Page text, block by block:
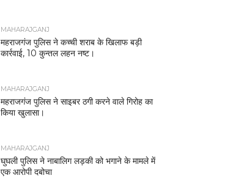
MAHARAJGANJ
महराजगंज पुलिस ने कच्ची शराब के खिलाफ बड़ी
कार्रवाई, 10 कुन्तल लहन नष्ट।
MAHARAJGANJ
महराजगंज पुलिस ने साइबर ठगी करने वाले गिरोह का
किया खुलासा।
MAHARAJGANJ
घुघली पुलिस ने नाबालिग लड़की को भगाने के मामले में
एक आरोपी दबोचा